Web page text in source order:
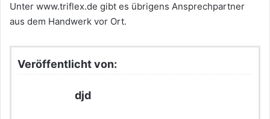
Unter www.triflex.de gibt es übrigens Ansprechpartner
aus dem Handwerk vor Ort.
Veröffentlicht von:
djd